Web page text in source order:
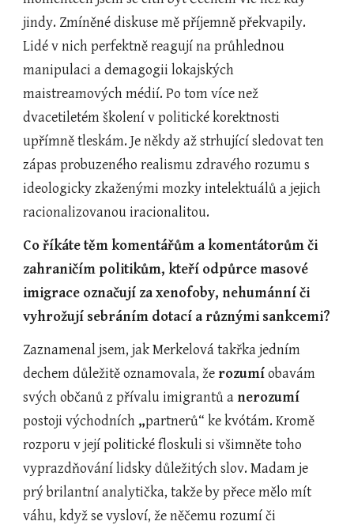
jindy. Zmíněné diskuse mě příjemně překvapily.
Lidé v nich perfektně reagují na průhlednou
manipulaci a demagogii lokajských
maistreamových médií. Po tom více než
dvacetiletém školení v politické korektnosti
upřímně tleskám. Je někdy až strhující sledovat ten
zápas probuzeného realismu zdravého rozumu s
ideologicky zkaženými mozky intelektuálů a jejich
racionalizovanou iracionalitou.
Co říkáte těm komentářům a komentátorům či
zahraničím politikům, kteří odpůrce masové
imigrace označují za xenofoby, nehumánní či
vyhrožují sebráním dotací a různými sankcemi?
Zaznamenal jsem, jak Merkelová takřka jedním
dechem důležitě oznamovala, že rozumí obavám
svých občanů z přívalu imigrantů a
postoji východních „partnerů“ ke kvótám. Kromě
rozporu v její politické floskuli si všimněte toho
vyprazdňování lidsky důležitých slov. Madam je
prý brilantní analytička, takže by přece mělo mít
váhu, když se vysloví, že něčemu rozumí či